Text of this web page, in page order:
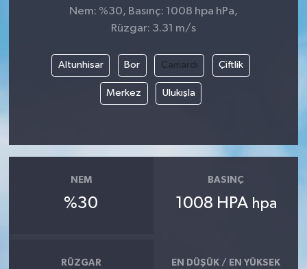
Nem: %30, Basınç: 1008 hpa hPa,
Rüzgar: 3.31 m/s
Altunhisar Bor Çamardı Çiftlik
Merkez Ulukışla
NEM
%30
BASINÇ
1008 HPA hpa
RÜZGAR EN DÜŞÜK / EN YÜKSEK